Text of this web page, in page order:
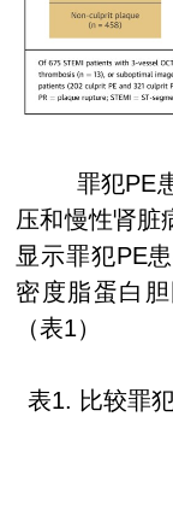
罪犯PE
压和慢性肾脏
显示罪犯PE
密度脂蛋白
（表1）
表1. 比较罪